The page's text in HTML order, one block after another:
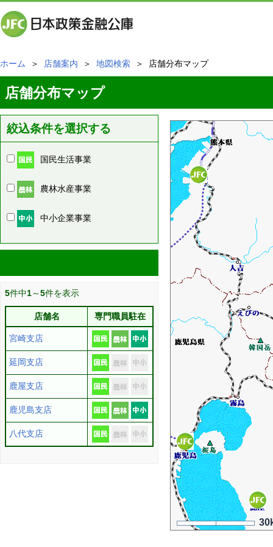
ホーム ＞ 店舗案内 ＞ 地図検索 ＞ 店舗分布マップ
店舗分布マップ
絞込条件を選択する
国民生活事業
農林水産事業
中小企業事業
5件中1～5件を表示
店舗名 専門職員駐在
宮崎支店
延岡支店
鹿屋支店
鹿児島支店
八代支店